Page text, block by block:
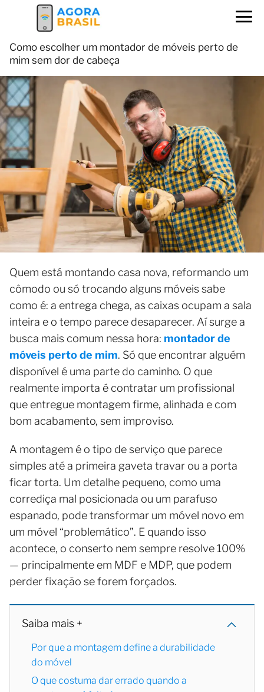
Como escolher um montador de móveis perto de
mim sem dor de cabeça
Quem está montando casa nova, reformando um
cômodo ou só trocando alguns móveis sabe
como é: a entrega chega, as caixas ocupam a sala
inteira e o tempo parece desaparecer. Aí surge a
busca mais comum nessa hora: montador de
móveis perto de mim. Só que encontrar alguém
disponível é uma parte do caminho. O que
realmente importa é contratar um profissional
que entregue montagem firme, alinhada e com
bom acabamento, sem improviso.
A montagem é o tipo de serviço que parece
simples até a primeira gaveta travar ou a porta
ficar torta. Um detalhe pequeno, como uma
corrediça mal posicionada ou um parafuso
espanado, pode transformar um móvel novo em
um móvel “problemático”. E quando isso
acontece, o conserto nem sempre resolve 100%
— principalmente em MDF e MDP, que podem
perder fixação se forem forçados.
Saiba mais +
Por que a montagem define a durabilidade
do móvel
O que costuma dar errado quando a